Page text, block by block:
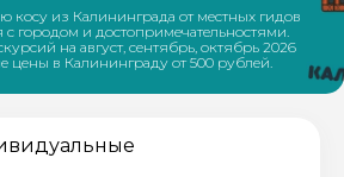
косу из Калининграда от местных гидов
городом и достопримечательностями.
на август, сентябрь, октябрь 2026
цены в Калининграду от 500 рублей.